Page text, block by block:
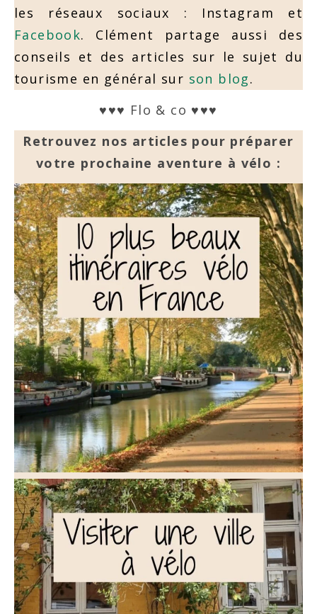
les réseaux sociaux : Instagram et
Facebook. Clément partage aussi des
conseils et des articles sur le sujet du
tourisme en général sur son blog.
♥♥♥ Flo & co ♥♥♥
Retrouvez nos articles pour préparer
votre prochaine aventure à vélo :